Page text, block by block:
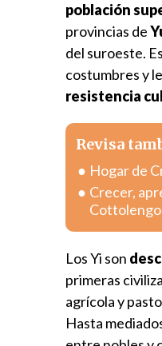
población
provincias de
del suroeste.
costumbres y
resistencia
Revisa
Hogar de
Crecer,
Cottolengo
Los Yi son
primeras
agrícola y
Hasta